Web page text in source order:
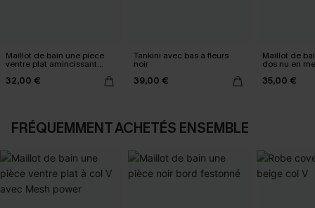
Maillot de bain une pièce
ventre plat amincissant
32,00 €
Tankini avec bas à fleurs
noir
39,00 €
Maillot de
dos nu en
35,00 €
FRÉQUEMMENT ACHETÉS ENSEMBLE